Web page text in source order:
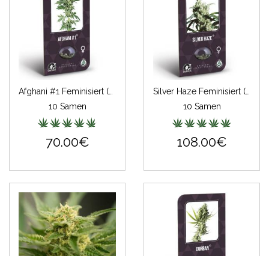
10 Samen
70.00€
10 Samen
108.00€